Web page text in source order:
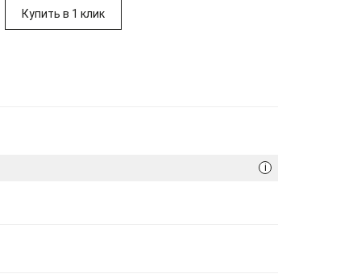
Купить в 1 клик
i